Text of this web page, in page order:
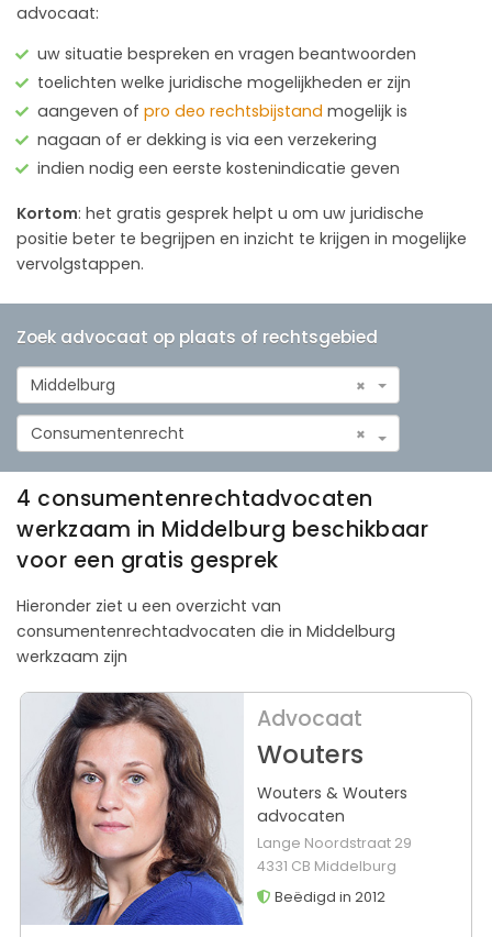
advocaat:
uw situatie bespreken en vragen beantwoorden
toelichten welke juridische mogelijkheden er zijn
aangeven of pro deo rechtsbijstand mogelijk is
nagaan of er dekking is via een verzekering
indien nodig een eerste kostenindicatie geven
Kortom: het gratis gesprek helpt u om uw juridische
positie beter te begrijpen en inzicht te krijgen in mogelijke
vervolgstappen.
Zoek advocaat op plaats of rechtsgebied
×
Middelburg
×
Consumentenrecht
4 consumentenrechtadvocaten
werkzaam in Middelburg beschikbaar
voor een gratis gesprek
Hieronder ziet u een overzicht van
consumentenrechtadvocaten die in Middelburg
werkzaam zijn
Advocaat
Wouters
Wouters & Wouters
advocaten
Lange Noordstraat 29
4331 CB Middelburg
Beëdigd in 2012